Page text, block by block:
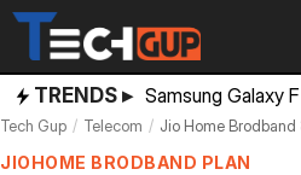
Skip
content
TRENDS ▸ Samsung Galaxy
Tech Gup Telecom Jio Home Brodband 3 Most
JIOHOME BRODBAND PLAN